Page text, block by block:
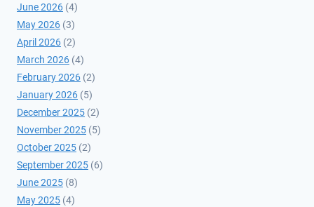
June 2026 (4)
May 2026 (3)
April 2026 (2)
March 2026 (4)
February 2026 (2)
January 2026 (5)
December 2025 (2)
November 2025 (5)
October 2025 (2)
September 2025 (6)
June 2025 (8)
May 2025 (4)